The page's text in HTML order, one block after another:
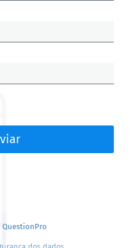
QuestionPro